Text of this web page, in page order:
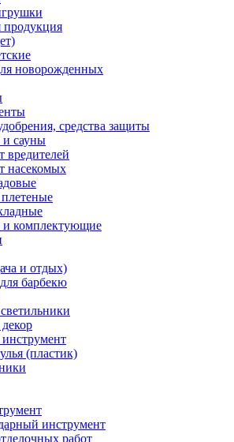
продукция
новорожденных
средства защиты
и сауны
вредителей
насекомых
комплектующие
и отдых)
барбекю
(пластик)
инструмент
работ